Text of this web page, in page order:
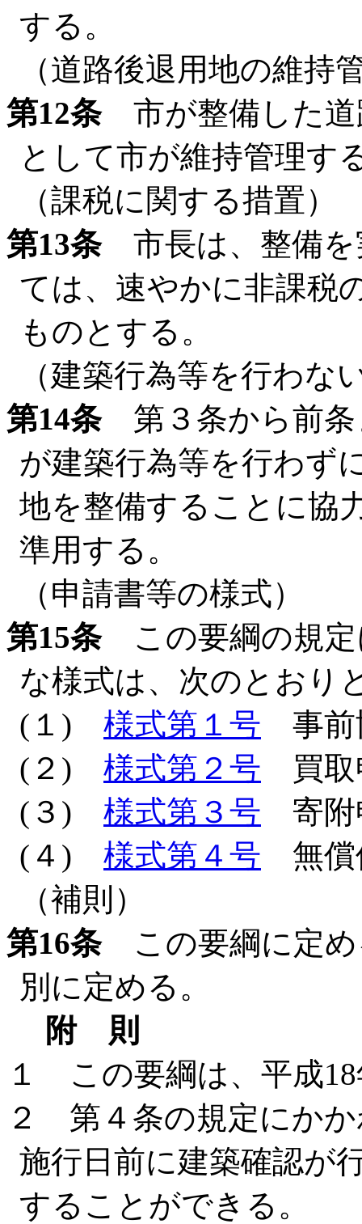
する。
（道路後退用地の維持
第12条市が整備した道
として市が維持管理す
（課税に関する措置）
第13条市長は、整備を
ては、速やかに非課税
ものとする。
（建築行為等を行わな
第14条第３条から前条
が建築行為等を行わず
地を整備することに協
準用する。
（申請書等の様式）
第15条この要綱の規定
な様式は、次のとおり
(１) 様式第１号 事前
(２) 様式第２号 買取
(３) 様式第３号 寄附
(４) 様式第４号 無償
（補則）
第16条この要綱に定め
別に定める。
附 則
１ この要綱は、平成
２ 第４条の規定にか
施行日前に建築確認が
することができる。